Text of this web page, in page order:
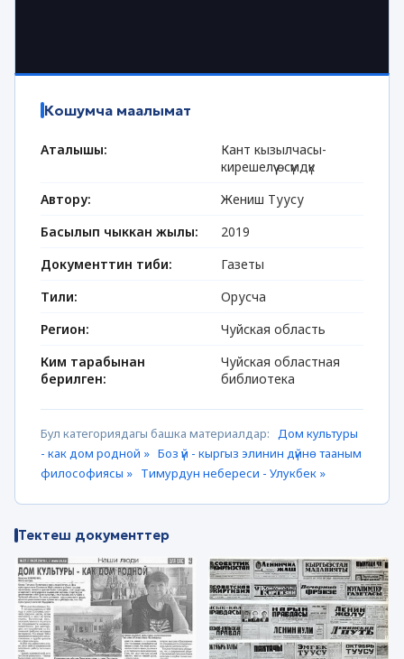
Кошумча маалымат
Аталышы:
Кант кызылчасы-
кирешелүү өсүмдүк
Автору:
Жениш Туусу
Басылып чыккан жылы:
2019
Документтин тиби:
Газеты
Тили:
Орусча
Регион:
Чуйская область
Ким тарабынан
берилген:
Чуйская областная
библиотека
Бул категориядагы башка материалдар: Дом культуры
- как дом родной » Боз үй - кыргыз элинин дүйнө тааным
философиясы » Тимурдун небереси - Улукбек »
Тектеш документтер